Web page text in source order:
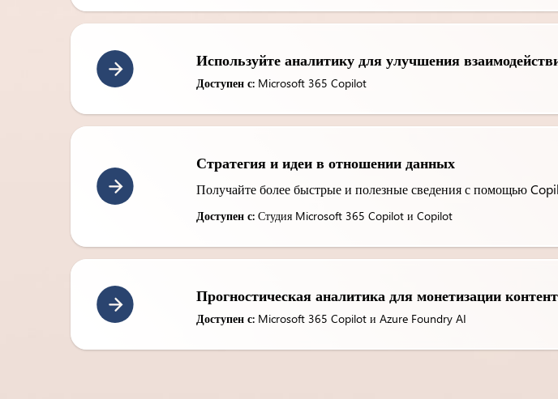
Используйте аналитику для улучшения
Доступен с:Microsoft 365 Copilot
Стратегия и идеи в отношении данных
Получайте более быстрые и полезные сведения с помощью
Доступен с:Студия Microsoft 365 Copilot и Copilot
Прогностическая аналитика для монетизации
Доступен с:Microsoft 365 Copilot и Azure Foundry AI